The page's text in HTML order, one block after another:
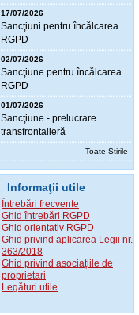
17/07/2026
Sancţiuni pentru încălcarea
RGPD
02/07/2026
Sancţiune pentru încălcarea
RGPD
01/07/2026
Sancţiune - prelucrare
transfrontalieră
Toate Stirile
Informaţii utile
Întrebări frecvente
Ghid întrebări RGPD
Ghid orientativ RGPD
Ghid privind aplicarea Legii nr.
363/2018
Ghid privind asociațiile de
proprietari
Legături utile